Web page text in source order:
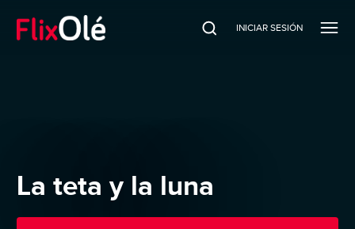
INICIAR SESIÓN
La teta y la luna